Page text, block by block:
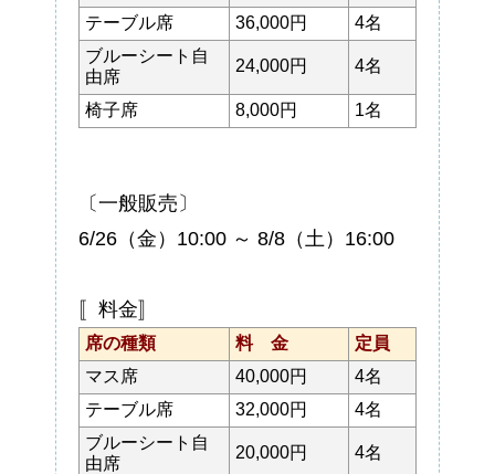
テーブル席
36,000円
4名
ブルーシート自
由席
24,000円 4名
椅子席 8,000円 1名
〔一般販売〕
6/26（金）10:00 ～ 8/8（土）16:00
〚料金〛
席の種類 料 金
定員
マス席
40,000円
4名
テーブル席
32,000円
4名
ブルーシート自
由席
20,000円 4名